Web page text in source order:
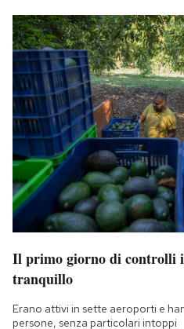
Il primo giorno di controlli
tranquillo
Erano attivi in sette aeroporti e
persone, senza particolari intoppi